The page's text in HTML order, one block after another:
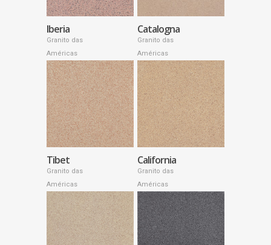
Iberia
Granito das
Américas
Catalogna
Granito das
Américas
Tibet
Granito das
Américas
California
Granito das
Américas